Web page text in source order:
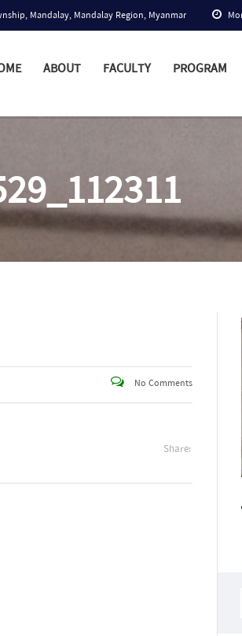
Mandalay, Mandalay Region, Myanmar
ABOUT FACULTY PROGRAM
No Comments
Share: